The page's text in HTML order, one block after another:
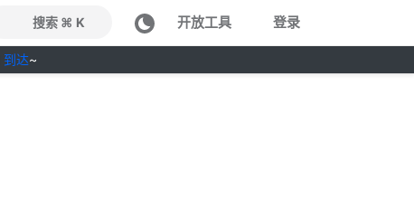
搜索 ⌘ K 开放工具 登录
到达~